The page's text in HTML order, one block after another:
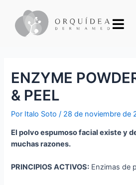
ENZYME
& PEEL
Por Italo Soto/ 28 de noviembre de
El polvo espumoso facial existe y
muchas razones.
PRINCIPIOS ACTIVOS: Enzimas de